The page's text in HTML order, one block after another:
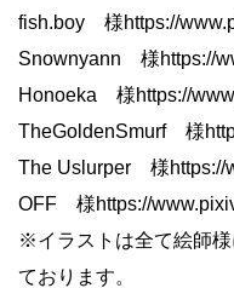
fish.boy 様https://
Snownyann 様https://
Honoeka 様https://
TheGoldenSmurf 様
The Uslurper 様https://
OFF 様https://
※イラストは全て絵師
ております。